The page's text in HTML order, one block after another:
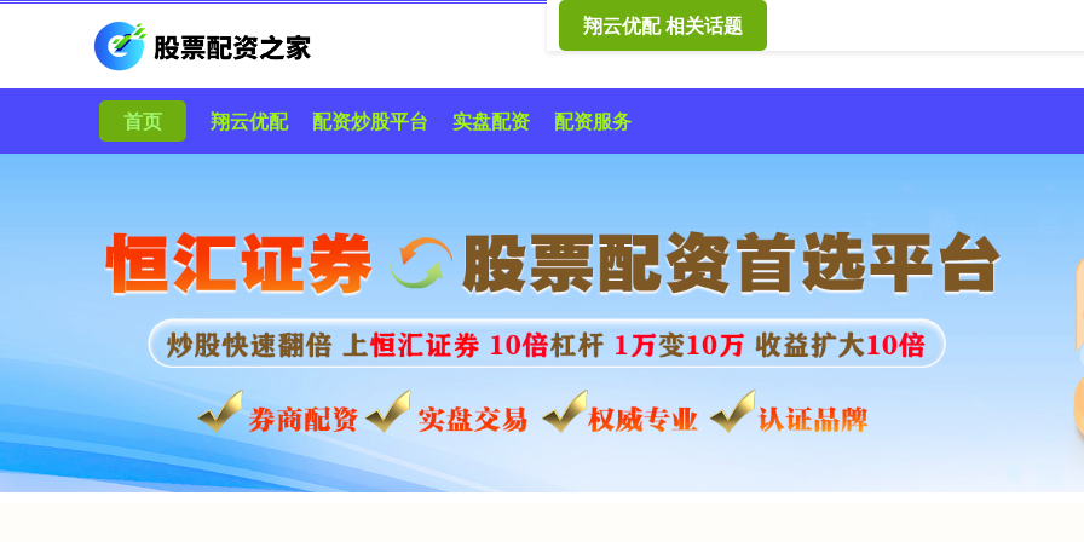
首页 翔云优配 配资炒股平台 实盘配资 配资服务
翔云优配 相关话题